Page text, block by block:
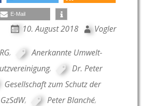
E-Mail
10. August 2018 Vogler
,
Anerkannte Umwelt-
,
Dr. Peter
Gesellschaft zum Schutz der
GzSdW, Peter Blanché,